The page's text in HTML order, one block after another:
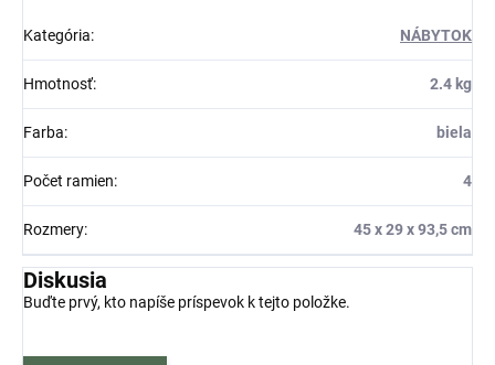
Kategória: NÁBYTOK
Hmotnosť: 2.4 kg
Farba: biela
Počet ramien: 4
Rozmery: 45 x 29 x 93,5 cm
Diskusia
Buďte prvý, kto napíše príspevok k tejto položke.